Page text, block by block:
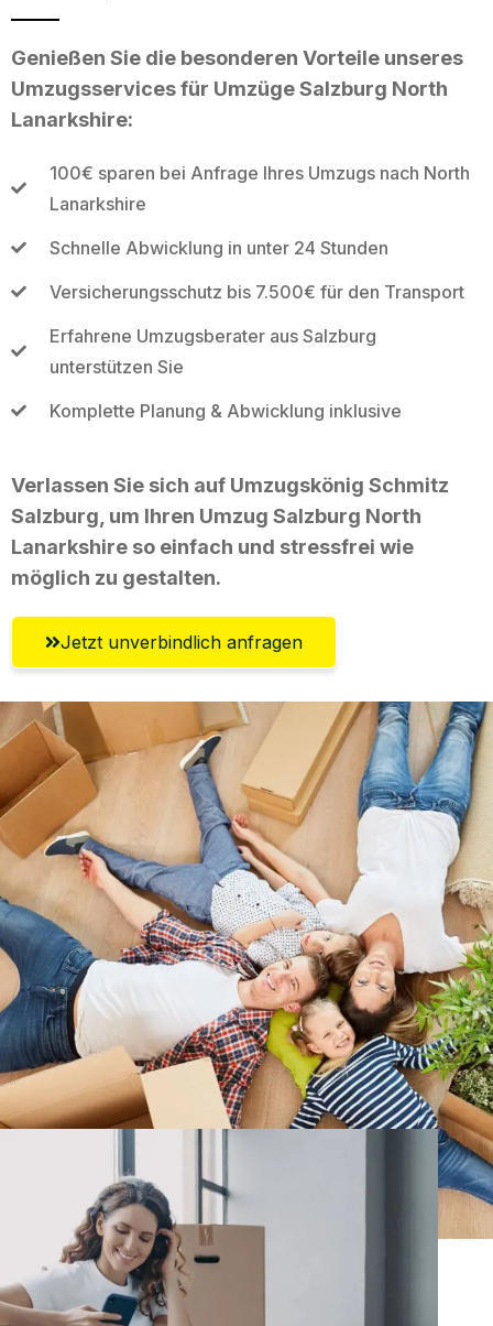
Genießen Sie die besonderen Vorteile unseres
Umzugsservices für Umzüge Salzburg North
Lanarkshire:
100€ sparen bei Anfrage Ihres Umzugs nach North
Lanarkshire
Schnelle Abwicklung in unter 24 Stunden
Versicherungsschutz bis 7.500€ für den Transport
Erfahrene Umzugsberater aus Salzburg
unterstützen Sie
Komplette Planung & Abwicklung inklusive
Verlassen Sie sich auf Umzugskönig Schmitz
Salzburg, um Ihren Umzug Salzburg North
Lanarkshire so einfach und stressfrei wie
möglich zu gestalten.
Jetzt unverbindlich anfragen